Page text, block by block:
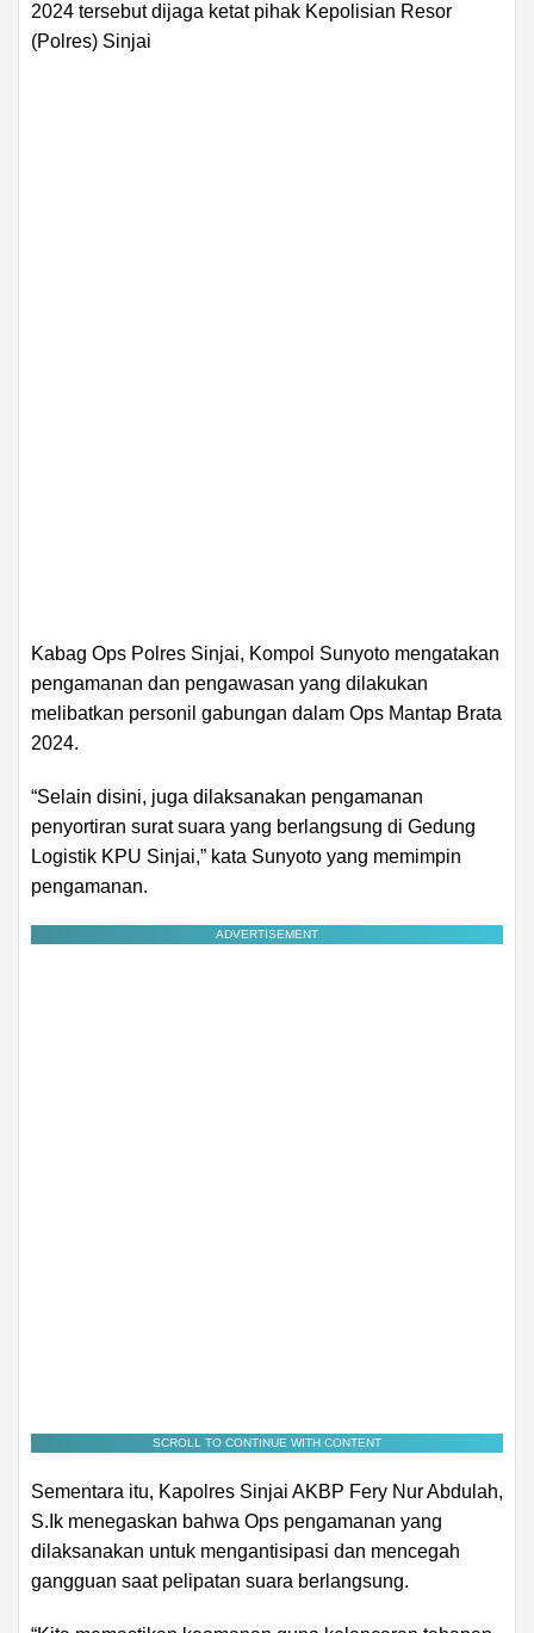
2024 tersebut dijaga ketat pihak Kepolisian Resor
(Polres) Sinjai
Kabag Ops Polres Sinjai, Kompol Sunyoto mengatakan
pengamanan dan pengawasan yang dilakukan
melibatkan personil gabungan dalam Ops Mantap Brata
2024.
“Selain disini, juga dilaksanakan pengamanan
penyortiran surat suara yang berlangsung di Gedung
Logistik KPU Sinjai,” kata Sunyoto yang memimpin
pengamanan.
ADVERTISEMENT
SCROLL TO CONTINUE WITH CONTENT
Sementara itu, Kapolres Sinjai AKBP Fery Nur Abdulah,
S.Ik menegaskan bahwa Ops pengamanan yang
dilaksanakan untuk mengantisipasi dan mencegah
gangguan saat pelipatan suara berlangsung.